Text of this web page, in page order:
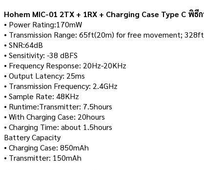
Hohem MIC-01 2TX + 1RX + Charging Case Type C
• Power Rating:170mW
• Transmission Range: 65ft(20m) for free movement;
• SNR:64dB
• Sensitivity: -38 dBFS
• Frequency Response: 20Hz-20KHz
• Output Latency: 25ms
• Transmission Frequency: 2.4GHz
• Sample Rate: 48KHz
• Runtime:Transmitter: 7.5hours
• With Charging Case: 20hours
• Charging Time: about 1.5hours
Battery Capacity
• Charging Case: 850mAh
• Transmitter: 150mAh